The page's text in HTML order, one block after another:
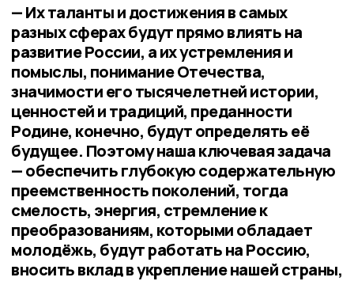
— Их таланты и достижения в самых
разных сферах будут прямо влиять на
развитие России, а их устремления и
помыслы, понимание Отечества,
значимости его тысячелетней истории,
ценностей и традиций, преданности
Родине, конечно, будут определять её
будущее. Поэтому наша ключевая задача
— обеспечить глубокую содержательную
преемственность поколений, тогда
смелость, энергия, стремление к
преобразованиям, которыми обладает
молодёжь, будут работать на Россию,
вносить вклад в укрепление нашей страны,